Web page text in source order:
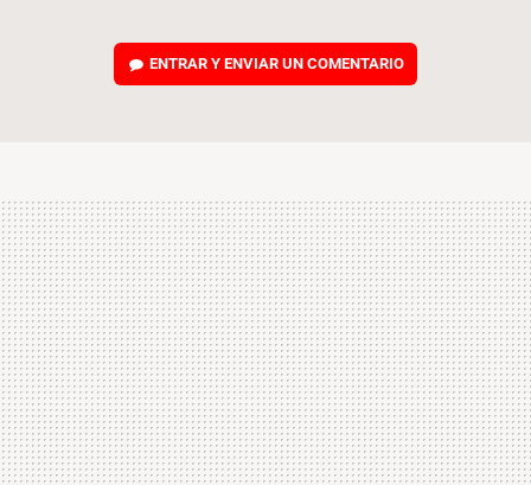
ENTRAR Y ENVIAR UN COMENTARIO